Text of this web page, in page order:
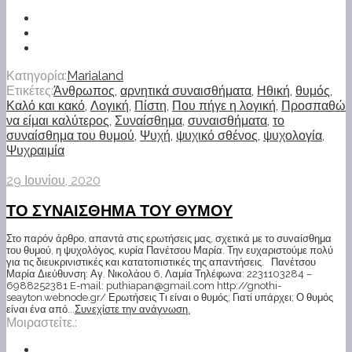
Κατηγορία: Marialand
Ετικέτες:Άνθρωπος, αρνητικά συναισθήματα, Ηθική, θυμός,
Καλό και κακό, Λογική, Πίστη, Που πήγε η λογική, Προσπαθώ
να είμαι καλύτερος, Συναίσθημα, συναισθήματα, το
συναίσθημα του θυμού, Ψυχή, ψυχικό σθένος, ψυχολογία,
Ψυχραιμία
29 Ιουνίου, 2020
ΤΟ ΣΥΝΑΙΣΘΗΜΑ ΤΟΥ ΘΥΜΟΥ
Στο παρόν άρθρο, απαντά στις ερωτήσεις μας, σχετικά με το συναίσθημα
του θυμού, η ψυχολόγος, κυρία Πανέτσου Μαρία. Την ευχαριστούμε πολύ
για τις διευκρινιστικές και κατατοπιστικές της απαντήσεις. Πανέτσου
Μαρία Διεύθυνση: Αγ. Νικολάου 6, Λαμία Τηλέφωνα: 2231103284 –
6988252381 E-mail: puthiapan@gmail.com http://gnothi-
seayton.webnode.gr/ Ερωτήσεις Τι είναι ο θυμός; Γιατί υπάρχει; Ο θυμός
είναι ένα από...Συνεχίστε την ανάγνωση.
Μοιραστείτε.: